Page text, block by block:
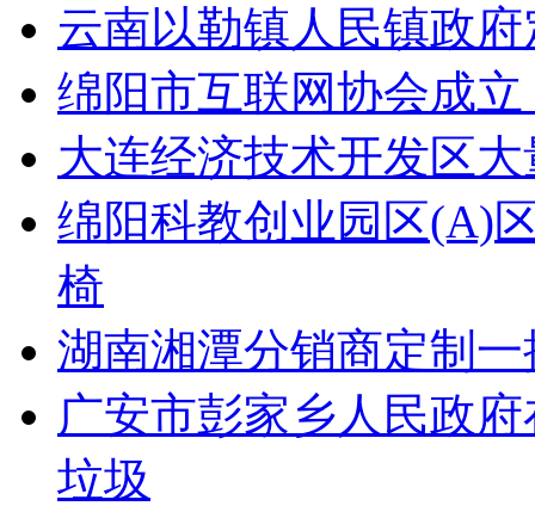
云南以勒镇人民镇政
绵阳市互联网协会成
大连经济技术开发区大
绵阳科教创业园区(A)
椅
湖南湘潭分销商定制
广安市彭家乡人民政
垃圾